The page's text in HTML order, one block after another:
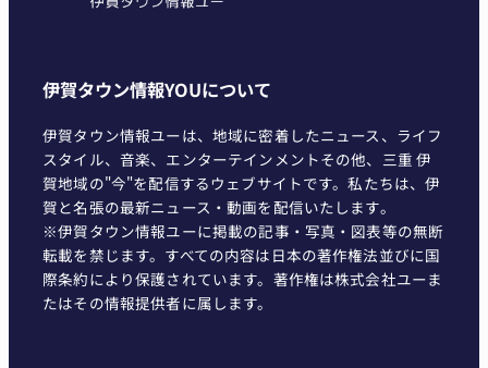
伊賀タウン情報YOUについて
伊賀タウン情報ユーは、地域に密着したニュース、ライフ
スタイル、音楽、エンターテインメントその他、三重 伊
賀地域の"今"を配信するウェブサイトです。私たちは、伊
賀と名張の最新ニュース・動画を配信いたします。
※伊賀タウン情報ユーに掲載の記事・写真・図表等の無断
転載を禁じます。すべての内容は日本の著作権法並びに国
際条約により保護されています。著作権は株式会社ユーま
たはその情報提供者に属します。